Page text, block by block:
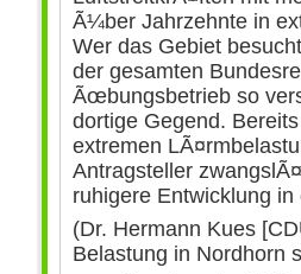
Ã¼ber Jahrzehnte in
Wer das Gebiet
der gesamten
Ãœbungsbetrieb so
dortige Gegend.
extremen
Antragsteller
ruhigere Entwicklung
(Dr. Hermann Kues
Belastung in Nordhorn